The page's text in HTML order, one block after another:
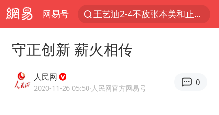
网易号
王艺迪2-4不敌张本美和止步4强
白海豚5次眼壁置换
杭州部分地铁高架段临时停运
守正创新 薪火相传
人民网
2020-11-26 05:50·人民网官方网易号
0